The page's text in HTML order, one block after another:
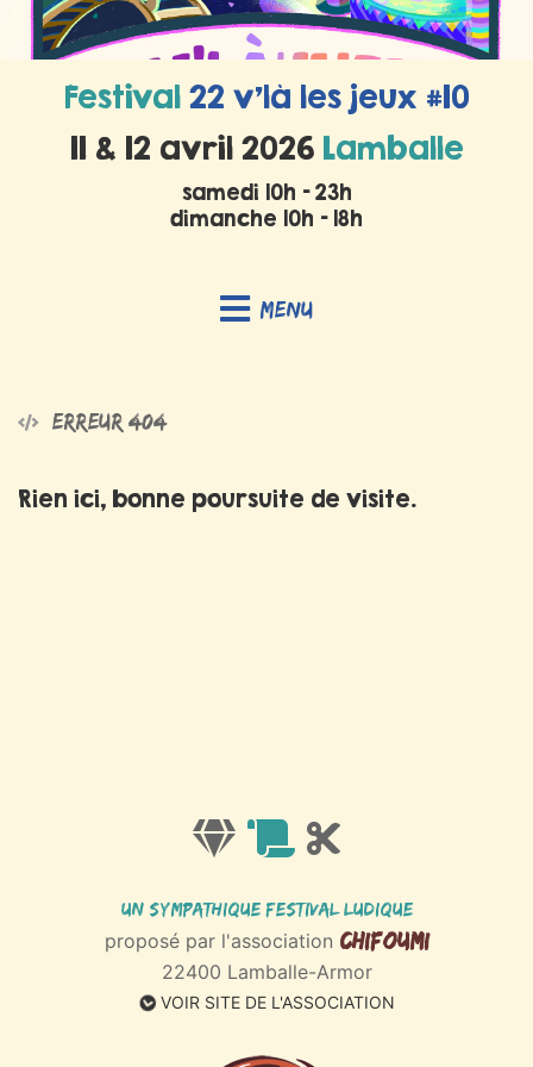
Festival 22 v’là les jeux #10
11 & 12 avril 2026 Lamballe
samedi 10h - 23h
dimanche 10h - 18h
Menu
Erreur 404
Rien ici, bonne poursuite de visite.
Un sympathique Festival ludique
proposé par l'association Chifoumi
22400 Lamballe-Armor
VOIR SITE DE L'ASSOCIATION